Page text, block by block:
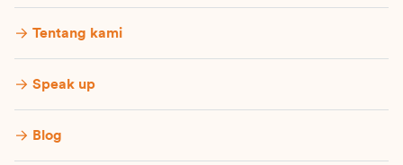
Tentang kami
Speak up
Blog